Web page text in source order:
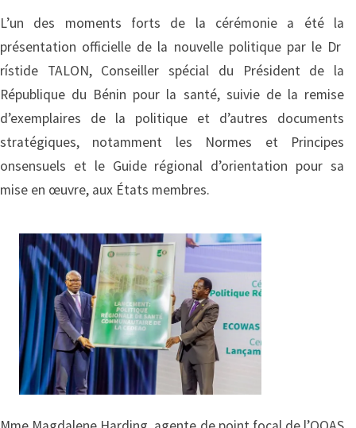
L’un des moments forts de la cérémonie a été la
présentation officielle de la nouvelle politique par le Dr
rístide TALON, Conseiller spécial du Président de la
République du Bénin pour la santé, suivie de la remise
d’exemplaires de la politique et d’autres documents
stratégiques, notamment les Normes et Principes
onsensuels et le Guide régional d’orientation pour sa
mise en œuvre, aux États membres.
Image